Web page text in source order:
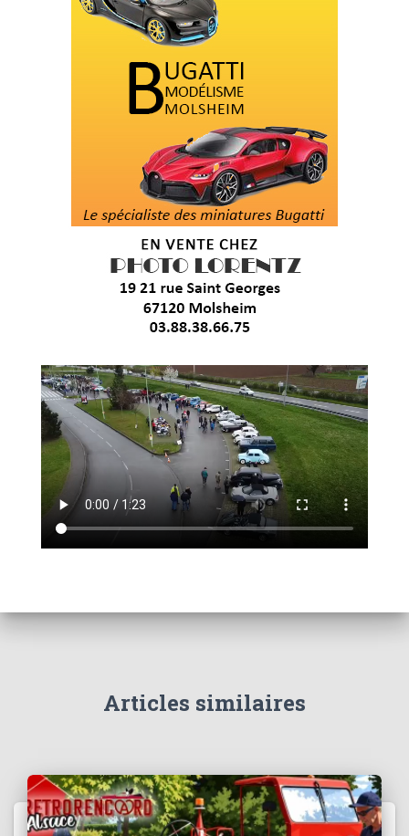
Articles similaires